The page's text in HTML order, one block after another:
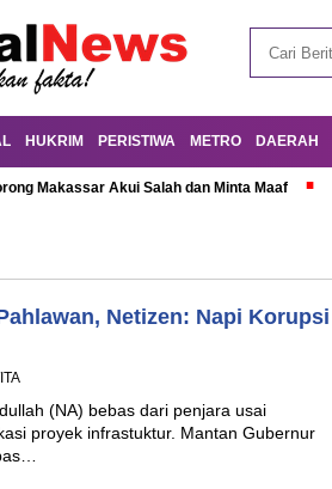
HUKRIM PERISTIWA METRO DAERAH
Makassar Akui Salah dan Minta Maaf
Netizen: Napi Korupsi
(NA) bebas dari penjara usai
proyek infrastuktur. Mantan Gubernur